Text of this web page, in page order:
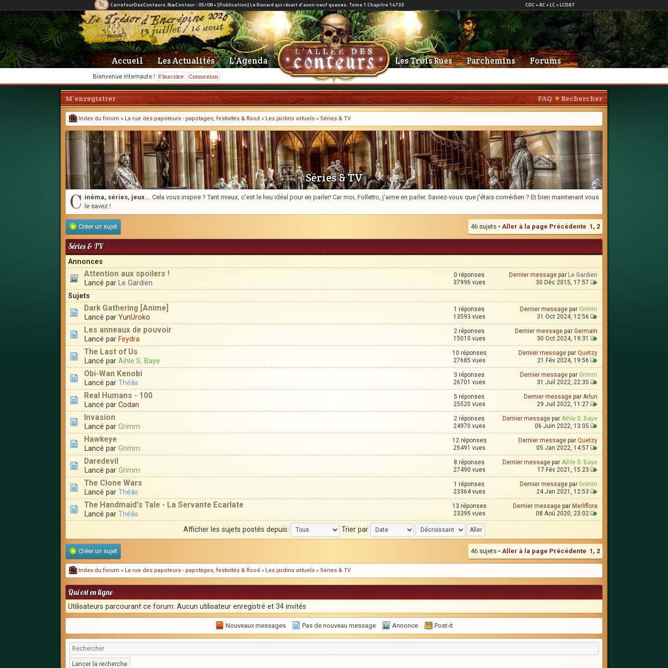
Bienvenue internaute ! S'inscrire Connexion
Accueil Les Actualités L'Agenda Les Trois Rues Parchemins Forums
FAQ Rechercher
M’enregistrer
Index du forum » La rue des papoteurs - papotages, festivités & flood » Les jardins virtuels » Séries & TV
Séries & TV
C inéma, séries, jeux... Cela vous inspire ? Tant mieux, c'est le lieu idéal pour en parler! Car moi, Folletto, j'aime en parler. Saviez-vous que j'étais comédien ? Et bien maintenant vous
le savez !
Créer un sujet 46 sujets • Aller à la page Précédente 1 , 2
Séries & TV
Annonces
Attention aux spoilers !
Lancé par Le Gardien
0 réponses
37996 vues
Dernier message par Le Gardien
30 Déc 2015, 17:57
Sujets
Dark Gathering [Anime]
Lancé par YunUroko
1 réponses
13593 vues
Dernier message par Grimm
31 Oct 2024, 12:56
Les anneaux de pouvoir
Lancé par Feydra
2 réponses
15010 vues
Dernier message par Germain
30 Oct 2024, 19:31
The Last of Us
Lancé par Aihle S. Baye
10 réponses
27685 vues
Dernier message par Quetzy
21 Fév 2024, 19:56
Obi-Wan Kenobi
Lancé par Théâs
3 réponses
26701 vues
Dernier message par Grimm
31 Juil 2022, 22:35
Real Humans - 100
Lancé par Codan
5 réponses
25520 vues
Dernier message par Arlun
29 Juil 2022, 11:27
Invasion
Lancé par Grimm
2 réponses
24970 vues
Dernier message par Aihle S. Baye
06 Juin 2022, 13:05
Hawkeye
Lancé par Grimm
12 réponses
25491 vues
Dernier message par Quetzy
05 Jan 2022, 14:57
Daredevil
Lancé par Grimm
8 réponses
27490 vues
Dernier message par Aihle S. Baye
17 Fév 2021, 15:23
The Clone Wars
Lancé par Théâs
1 réponses
23364 vues
Dernier message par Grimm
24 Jan 2021, 12:53
The Handmaid's Tale - La Servante Ecarlate
Lancé par Théâs
13 réponses
23395 vues
Dernier message par Merliflora
08 Aoû 2020, 23:02
Afficher les sujets postés depuis: Trier par
Créer un sujet 46 sujets • Aller à la page Précédente 1 , 2
Index du forum » La rue des papoteurs - papotages, festivités & flood » Les jardins virtuels » Séries & TV
Qui est en ligne
Utilisateurs parcourant ce forum: Aucun utilisateur enregistré et 34 invités
Nouveaux messages Pas de nouveau message Annonce Post-it